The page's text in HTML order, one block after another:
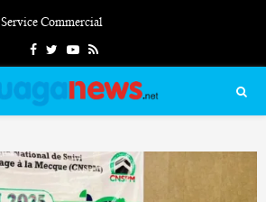
Service Commercial
FacebookTwitterYoutube
Rss